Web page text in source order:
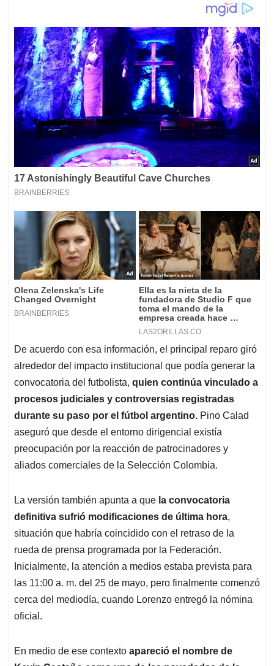
De acuerdo con esa información, el principal reparo giró
alrededor del impacto institucional que podía generar la
convocatoria del futbolista, quien continúa vinculado a
procesos judiciales y controversias registradas
durante su paso por el fútbol argentino. Pino Calad
aseguró que desde el entorno dirigencial existía
preocupación por la reacción de patrocinadores y
aliados comerciales de la Selección Colombia.
La versión también apunta a que la convocatoria
definitiva sufrió modificaciones de última hora,
situación que habría coincidido con el retraso de la
rueda de prensa programada por la Federación.
Inicialmente, la atención a medios estaba prevista para
las 11:00 a. m. del 25 de mayo, pero finalmente comenzó
cerca del mediodía, cuando Lorenzo entregó la nómina
oficial.
En medio de ese contexto apareció el nombre de